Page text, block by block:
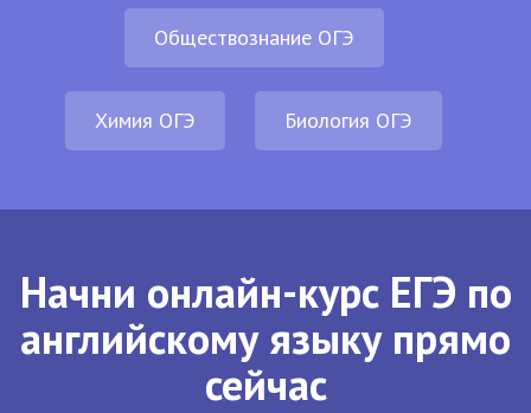
Обществознание ОГЭ
Химия ОГЭ Биология ОГЭ
Начни онлайн-курс ЕГЭ по
английскому языку прямо
сейчас